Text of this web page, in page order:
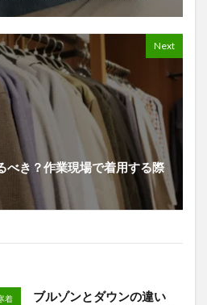
Next
べき？作業現場で着用する際
着
ブルゾンとダウンの違い